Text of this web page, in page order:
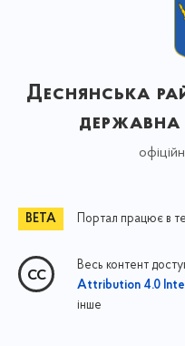
Деснянська
державна
Портал працює в
Весь контент
Attribution 4.0
інше